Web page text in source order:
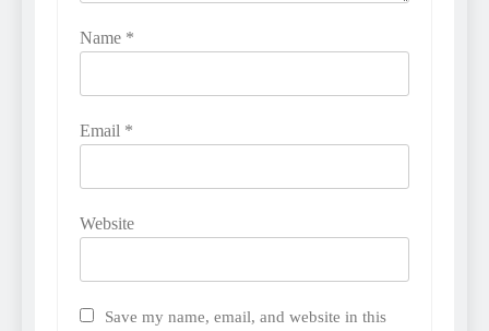
Name *
Email *
Website
Save my name, email, and website in this